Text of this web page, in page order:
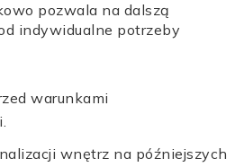
pozwala na dalszą
indywidualne potrzeby
warunkami
wnętrz na późniejszych